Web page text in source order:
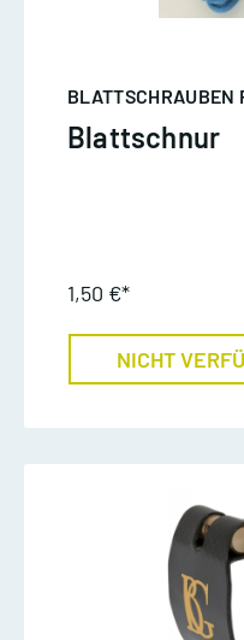
BLATTSCHRAUBEN
Blattschnur
1,50 €*
NICHT